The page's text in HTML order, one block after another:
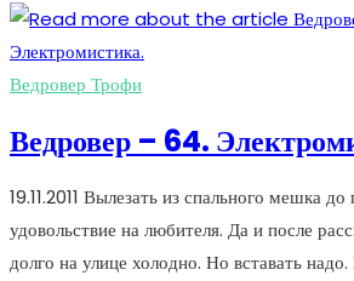
Ведровер Трофи
Ведровер – 64.
19.11.2011 Вылезать из спального мешка
удовольствие на любителя. Да и после
долго на улице холодно. Но вставать